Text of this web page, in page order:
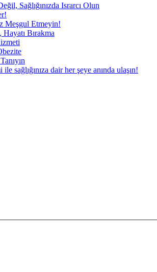
Sağlığınızda Israrcı Olun
Meşgul Etmeyin!
Hayatı Bırakma
ile sağlığınıza dair her şeye anında ulaşın!